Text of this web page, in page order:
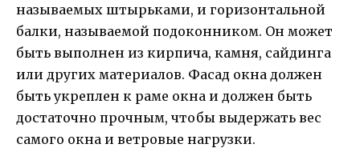
называемых штырьками, и горизонтальной
балки, называемой подоконником. Он может
быть выполнен из кирпича, камня, сайдинга
или других материалов. Фасад окна должен
быть укреплен к раме окна и должен быть
достаточно прочным, чтобы выдержать вес
самого окна и ветровые нагрузки.